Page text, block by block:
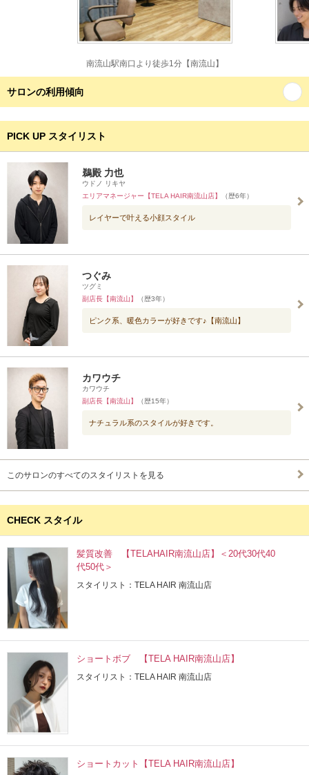
南流山駅南口より徒歩1分【南流山】
サロンの利用傾向
PICK UP スタイリスト
鵜殿 力也
ウドノ リキヤ
エリアマネージャー【TELA HAIR南流山店】
（歴6年）
レイヤーで叶える小顔スタイル
つぐみ
ツグミ
副店長【南流山】
（歴3年）
ピンク系、暖色カラーが好きです♪【南流山】
カワウチ
カワウチ
副店長【南流山】
（歴15年）
ナチュラル系のスタイルが好きです。
このサロンのすべてのスタイリストを見る
CHECK スタイル
髪質改善 【TELAHAIR南流山店】＜20代30代40
代50代＞
スタイリスト：TELA HAIR 南流山店
ショートボブ 【TELA HAIR南流山店】
スタイリスト：TELA HAIR 南流山店
ショートカット【TELA HAIR南流山店】